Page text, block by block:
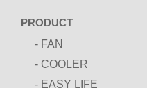
PRODUCT
- FAN
- COOLER
- EASY LIFE